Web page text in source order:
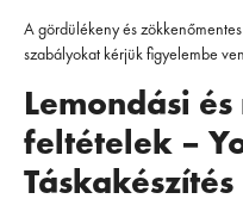
A gördülékeny és
szabályokat kérjük figyelembe
Lemondási
feltételek –
Táskakészítés